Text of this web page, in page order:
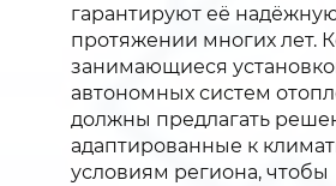
гарантируют её
протяжении многих лет.
занимающиеся
автономных систем
должны предлагать
адаптированные к
условиям региона, чтобы